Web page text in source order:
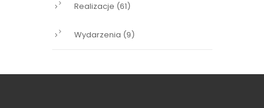
Realizacje (61)
Wydarzenia (9)